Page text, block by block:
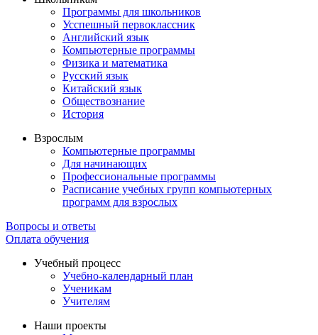
Программы для школьников
Усспешный первоклассник
Английский язык
Компьютерные программы
Физика и математика
Русский язык
Китайский язык
Обществознание
История
Взрослым
Компьютерные программы
Для начинающих
Профессиональные программы
Расписание учебных групп компьютерных
программ для взрослых
Вопросы и ответы
Оплата обучения
Учебный процесс
Учебно-календарный план
Ученикам
Учителям
Наши проекты